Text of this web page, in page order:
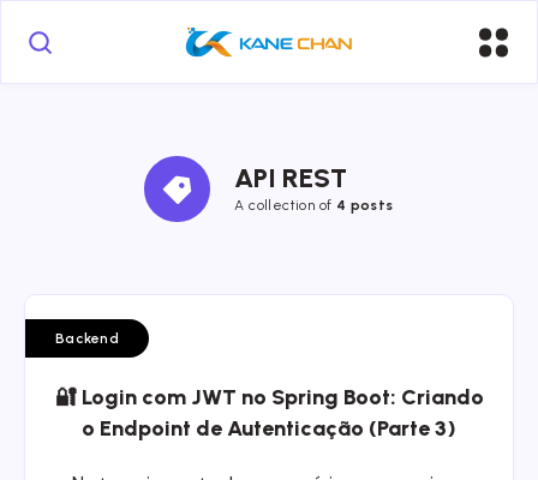
API REST
A collection of 4 posts
Backend
🔐 Login com JWT no Spring Boot: Criando
o Endpoint de Autenticação (Parte 3)